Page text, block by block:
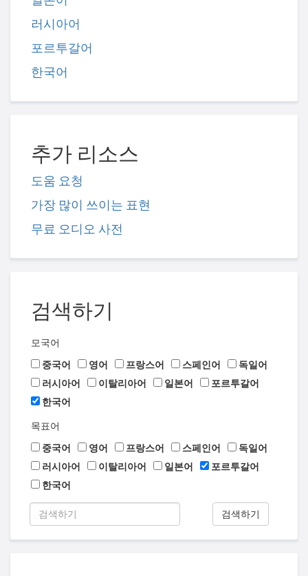
러시아어
포르투갈어
한국어
추가 리소스
도움 요청
가장 많이 쓰이는 표현
무료 오디오 사전
검색하기
모국어
중국어
영어 프랑스어 스페인어
독일어
러시아어
이탈리아어 일본어
포르투갈어
한국어
목표어
중국어
영어 프랑스어 스페인어
독일어
러시아어
이탈리아어 일본어
포르투갈어
한국어
검색하기